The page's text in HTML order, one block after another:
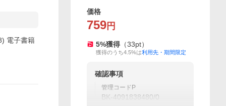
電子書籍
価格
759 円
5%獲得 （33pt）
獲得のうち4.5%は利用先・期間限定
確認事項
管理コードP
BK-4091838480/0